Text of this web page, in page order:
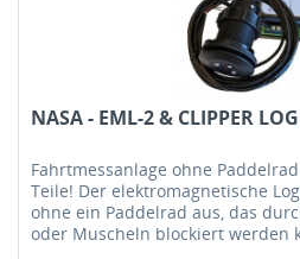
NASA - EML-2 & CLIPPER
Fahrtmessanlage ohne
Teile! Der elektromagnetische
ohne ein Paddelrad aus, das
oder Muscheln blockiert werden